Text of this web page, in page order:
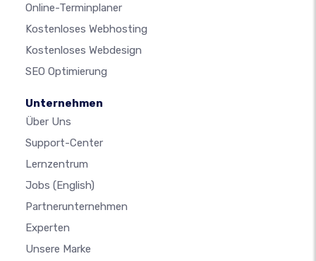
Online-Terminplaner
Kostenloses Webhosting
Kostenloses Webdesign
SEO Optimierung
Unternehmen
Über Uns
Support-Center
Lernzentrum
Jobs (English)
Partnerunternehmen
Experten
Unsere Marke